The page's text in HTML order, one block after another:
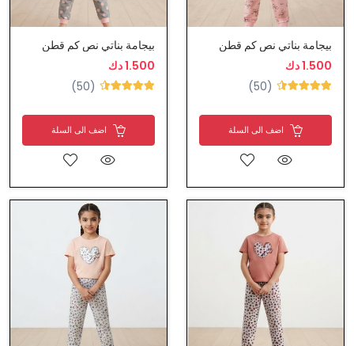
بيجامة بناتي نص كم قطن
1.500 دك
(50)
اضف الى السلة
بيجامة بناتي نص كم قطن
1.500 دك
(50)
اضف الى السلة